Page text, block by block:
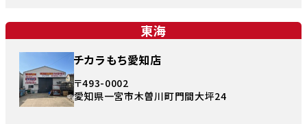
東海
チカラもち愛知店
〒493-0002
愛知県一宮市木曽川町門間大坪24